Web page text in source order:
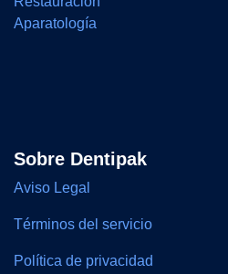
Aparatología
Sobre Dentipak
Aviso Legal
Términos del servicio
Política de privacidad